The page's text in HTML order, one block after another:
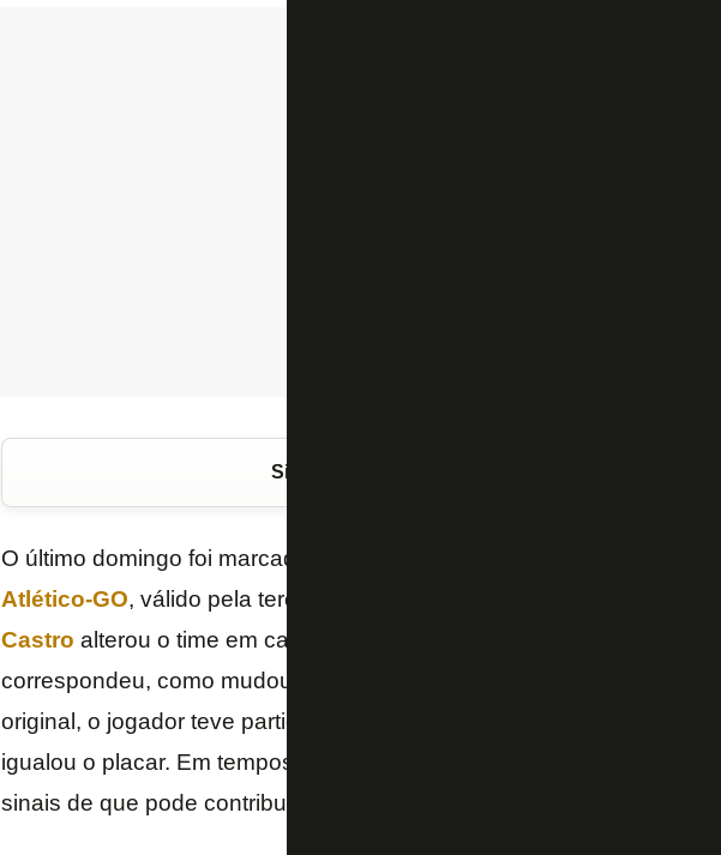
Siga o FogãoNET
O último domingo foi marcado pela reação do
Atlético-GO, válido pela terceira rodada do
Castro alterou o time em campo, acionando
correspondeu, como mudou o meio-campo do Alvinegro. Mesmo
original, o jogador teve participação direta no lance que resultou no
igualou o placar. Em tempos de reformulação da equipe principal, o
sinais de que pode contribuir na Série A tanto quanto o fez na